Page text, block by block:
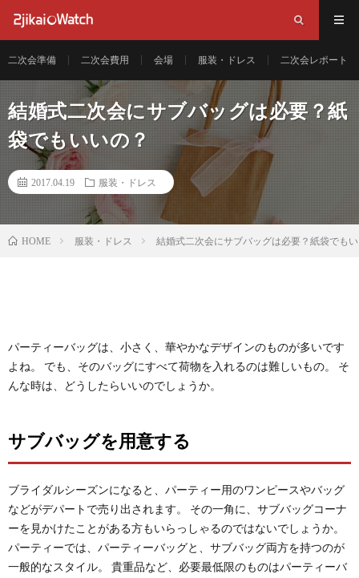
二次会準備 二次会費用 会場 服装・ドレス 二次会レポート
結婚式二次会にサブバッグは必要？紙
袋でもいいの？
2017.04.19 服装・ドレス
HOME 服装・ドレス 結婚式二次会にサブバッグは必要？紙袋でも
パーティーバッグは、小さく、華やかなデザインのものが多いです
よね。 でも、そのバッグにすべて荷物を入れるのは難しいもの。 そ
んな時は、どうしたらいいのでしょうか。
サブバッグを用意する
ブライダルシーズンになると、パーティー用のワンピースやバッグ
などがデパートで売り出されます。 その一角に、サブバッグコーナ
ーを見かけたことがある方もいらっしゃるのではないでしょうか。
パーティーでは、パーティーバッグと、サブバッグ両方を持つのが
一般的なスタイル。 貴重品など、必要最低限のものはパーティーバ